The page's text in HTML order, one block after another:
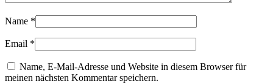
Name *
Email *
Name, E-Mail-Adresse und Website in diesem Browser für
meinen nächsten Kommentar speichern.